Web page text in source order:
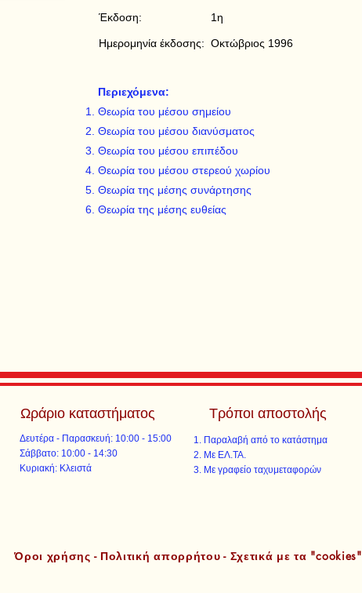
1η
Οκτώβριος 1996
Έκδοση:
Ημερομηνία έκδοσης:
Περιεχόμενα:
Θεωρία του μέσου σημείου
Θεωρία του μέσου διανύσματος
Θεωρία του μέσου επιπέδου
Θεωρία του μέσου στερεού χωρίου
Θεωρία της μέσης συνάρτησης
Θεωρία της μέσης ευθείας
Ωράριο καταστήματος
Δευτέρα - Παρασκευή: 10:00 - 15:00
​​Σάββατο: 10:00 - 14:30
​Κυριακή: Κλειστά
Τρόποι αποστολής
Παραλαβή από το κατάστημα
Με ΕΛ.ΤΑ.​​
Με γραφείο ταχυμεταφορών​
Όροι χρήσης - Πολιτική απορρήτου - Σχετικά με τα "cookies"